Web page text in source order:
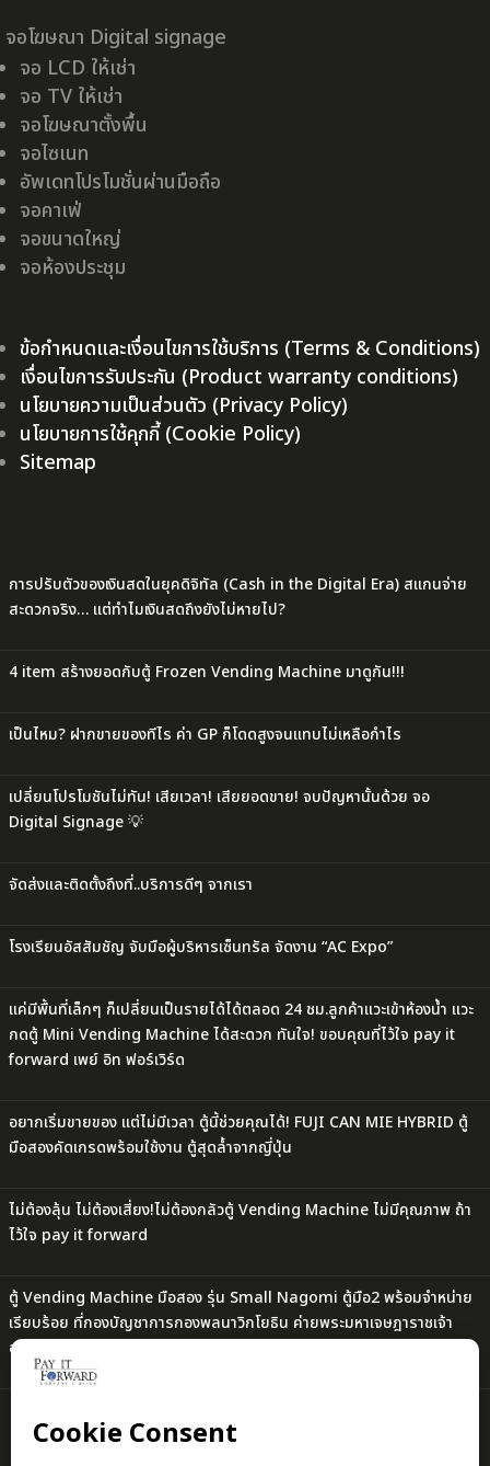
จอโฆษณา Digital signage
จอ LCD ให้เช่า
จอ TV ให้เช่า
จอโฆษณาตั้งพื้น
จอไซเนท
อัพเดทโปรโมชั่นผ่านมือถือ
จอคาเฟ่
จอขนาดใหญ่
จอห้องประชุม
ข้อกำหนดและเงื่อนไขการใช้บริการ (Terms & Conditions)
เงื่อนไขการรับประกัน (Product warranty conditions)
นโยบายความเป็นส่วนตัว (Privacy Policy)
นโยบายการใช้คุกกี้ (Cookie Policy)
Sitemap
การปรับตัวของเงินสดในยุคดิจิทัล (Cash in the Digital Era) สแกนจ่าย
สะดวกจริง… แต่ทำไมเงินสดถึงยังไม่หายไป?
4 item สร้างยอดกับตู้ Frozen Vending Machine มาดูกัน!!!
เป็นไหม? ฝากขายของทีไร ค่า GP ก็โดดสูงจนแทบไม่เหลือกำไร
เปลี่ยนโปรโมชันไม่ทัน! เสียเวลา! เสียยอดขาย! จบปัญหานั้นด้วย จอ
Digital Signage 💡
จัดส่งและติดตั้งถึงที่..บริการดีๆ จากเรา
โรงเรียนอัสสัมชัญ จับมือผู้บริหารเซ็นทรัล จัดงาน “AC Expo”
แค่มีพื้นที่เล็กๆ ก็เปลี่ยนเป็นรายได้ได้ตลอด 24 ชม.ลูกค้าแวะเข้าห้องน้ำ แวะ
กดตู้ Mini Vending Machine ได้สะดวก ทันใจ! ขอบคุณที่ไว้ใจ pay it
forward เพย์ อิท ฟอร์เวิร์ด
อยากเริ่มขายของ แต่ไม่มีเวลา ตู้นี้ช่วยคุณได้! FUJI CAN MIE HYBRID ตู้
มือสองคัดเกรดพร้อมใช้งาน ตู้สุดล้ำจากญี่ปุ่น
ไม่ต้องลุ้น ไม่ต้องเสี่ยง!ไม่ต้องกลัวตู้ Vending Machine ไม่มีคุณภาพ ถ้า
ไว้ใจ pay it forward
ตู้ Vending Machine มือสอง รุ่น Small Nagomi ตู้มือ2 พร้อมจำหน่าย
เรียบร้อย ที่กองบัญชาการกองพลนาวิกโยธิน ค่ายพระมหาเจษฎาราชเจ้า
อ.สัตหีบ